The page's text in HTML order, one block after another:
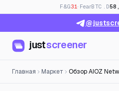
F&G31· FearBTC.D
justscreener
Главная Маркет Обзор AIOZ